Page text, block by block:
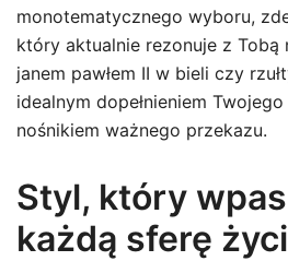
monotematycznego wyboru,
który aktualnie rezonuje z Tobą
janem pawłem II w bieli czy
idealnym dopełnieniem
nośnikiem ważnego przekazu.
Styl, który
każdą sferę